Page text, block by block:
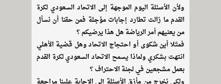
ولأن الأسئلة اليوم الموجهة إلى الاتحاد السعودي لكرة
القدم ما زالت تطارد إجابات مؤجلة فمن حقنا أن نسأل
من يعنيهم أمر الرياضة هل هذا يرضيكم ؟
فمثلا أين شكوى أو احتجاج الاتحاد وهل قضية الأهلي
انتهت بشكري ولماذا يسمح الاتحاد السعودي لكرة القدم
بعمل مشجعين في لجنة الاحتراف ؟